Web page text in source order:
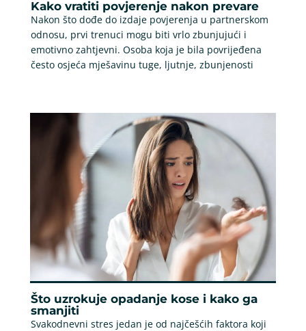
Kako vratiti povjerenje nakon prevare
Nakon što dođe do izdaje povjerenja u partnerskom
odnosu, prvi trenuci mogu biti vrlo zbunjujući i
emotivno zahtjevni. Osoba koja je bila povrijeđena
često osjeća mješavinu tuge, ljutnje, zbunjenosti
Što uzrokuje opadanje kose i kako ga
smanjiti
Svakodnevni stres jedan je od najčešćih faktora koji